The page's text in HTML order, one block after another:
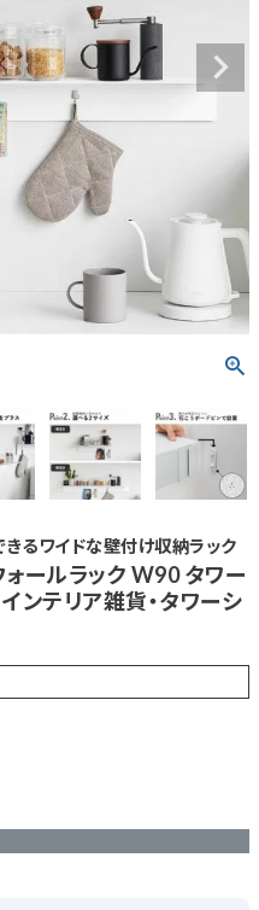
るワイドな壁付け収納ラック
ールラック W90 タワー
ンテリア雑貨・タワーシ